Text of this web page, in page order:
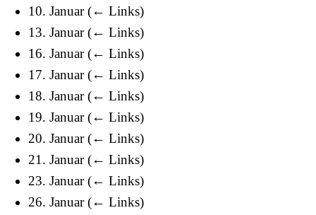
10. Januar (← Links)
13. Januar (← Links)
16. Januar (← Links)
17. Januar (← Links)
18. Januar (← Links)
19. Januar (← Links)
20. Januar (← Links)
21. Januar (← Links)
23. Januar (← Links)
26. Januar (← Links)